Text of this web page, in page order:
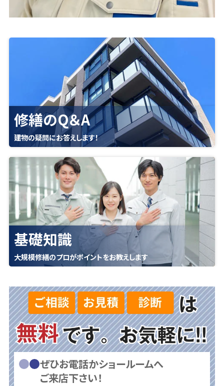
修繕のQ＆A
建物の疑問にお答えします！
基礎知識
大規模修繕のプロがポイントをお教えします
ぜひお電話かショールームへ
ご来店下さい！